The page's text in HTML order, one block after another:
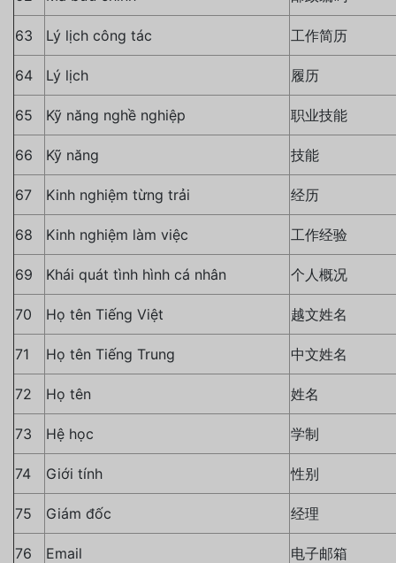
63 Lý lịch công tác 工作简历
64 Lý lịch 履历
65 Kỹ năng nghề nghiệp 职业技能
66 Kỹ năng 技能
67 Kinh nghiệm từng trải 经历
68 Kinh nghiệm làm việc 工作经验
69 Khái quát tình hình cá nhân 个人概况
70 Họ tên Tiếng Việt 越文姓名
71 Họ tên Tiếng Trung 中文姓名
72 Họ tên 姓名
73 Hệ học 学制
74 Giới tính 性别
75 Giám đốc 经理
76 Email 电子邮箱